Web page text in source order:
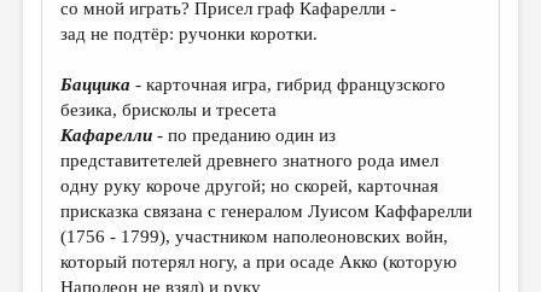
КУЛЬТУРОВЕДЕНИЕ
ПУБЛИЦИСТИКА
РЕЦЕНЗИРОВАНИЕ
ЦИКЛЫ ПУБЛИКАЦИЙ
ТРЕДИАКОВСКИЙ
со мной играть? Присел граф Кафарелли -
зад не подтёр: ручонки коротки.
Баццика - карточная игра, гибрид французского
безика, брисколы и тресета
Кафарелли - по преданию один из
представитетелей древнего знатного рода имел
одну руку короче другой; но скорей, карточная
присказка связана с генералом Луисом Каффарелли
(1756 - 1799), участником наполеоновских войн,
который потерял ногу, а при осаде Акко (которую
Наполеон не взял) и руку